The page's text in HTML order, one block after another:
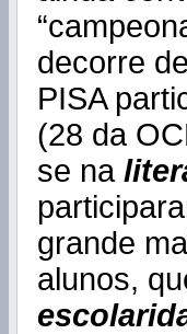
decorre
PISA
(28 da
se na
grande
alunos,